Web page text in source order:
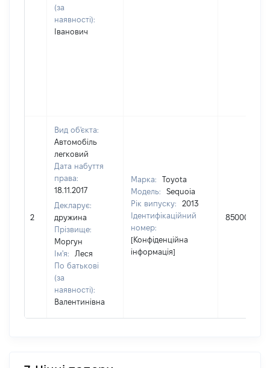
(за
наявності):
Іванович
2
Вид об'єкта:
Автомобіль
легковий
Дата набуття
права:
18.11.2017
Декларує:
дружина
Прізвище:
Моргун
Ім'я:
Леся
По батькові
(за
наявності):
Валентинівна
Марка:
Toyota
Модель:
Sequoia
Рік випуску:
2013
Ідентифікаційний
номер:
[Конфіденційна
інформація]
850000